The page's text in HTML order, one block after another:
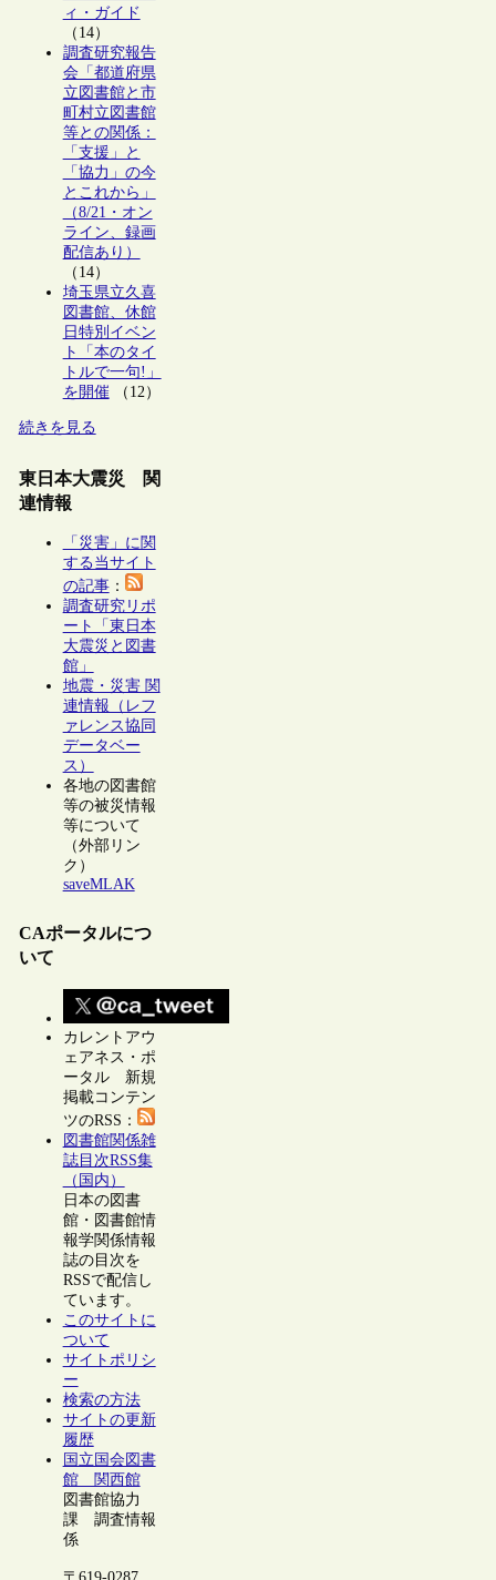
ィ・ガイド
（14）
調査研究報告
会「都道府県
立図書館と市
町村立図書館
等との関係：
「支援」と
「協力」の今
とこれから」
（8/21・オン
ライン、録画
配信あり）
（14）
埼玉県立久喜
図書館、休館
日特別イベン
ト「本のタイ
トルで一句!」
を開催（12）
続きを見る
東日本大震災 関
連情報
「災害」に関
する当サイト
の記事：
調査研究リポ
ート「東日本
大震災と図書
館」
地震・災害 関
連情報（レフ
ァレンス協同
データベー
ス）
各地の図書館
等の被災情報
等について
（外部リン
ク）
saveMLAK
CAポータルにつ
いて
カレントアウ
ェアネス・ポ
ータル 新規
掲載コンテン
ツのRSS：
図書館関係雑
誌目次RSS集
（国内）
日本の図書
館・図書館情
報学関係情報
誌の目次を
RSSで配信し
ています。
このサイトに
ついて
サイトポリシ
ー
検索の方法
サイトの更新
履歴
国立国会図書
館 関西館
図書館協力
課 調査情報
係